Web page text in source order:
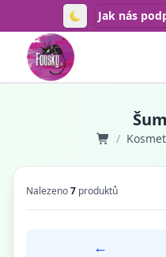
Toggle theme
Jak nás
/
Nalezeno7 produktů
←